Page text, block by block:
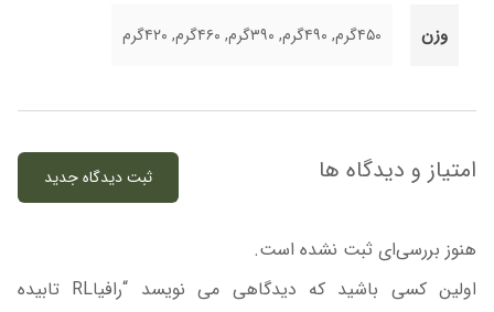
وزن ۴۵۰گرم, ۴۹۰گرم, ۳۹۰گرم, ۴۶۰گرم, ۴۲۰گرم
امتیاز و دیدگاه ها ثبت دیدگاه جدید
هنوز بررسی‌ای ثبت نشده است.
اولین کسی باشید که دیدگاهی می نویسد “رافیاRL تابیده